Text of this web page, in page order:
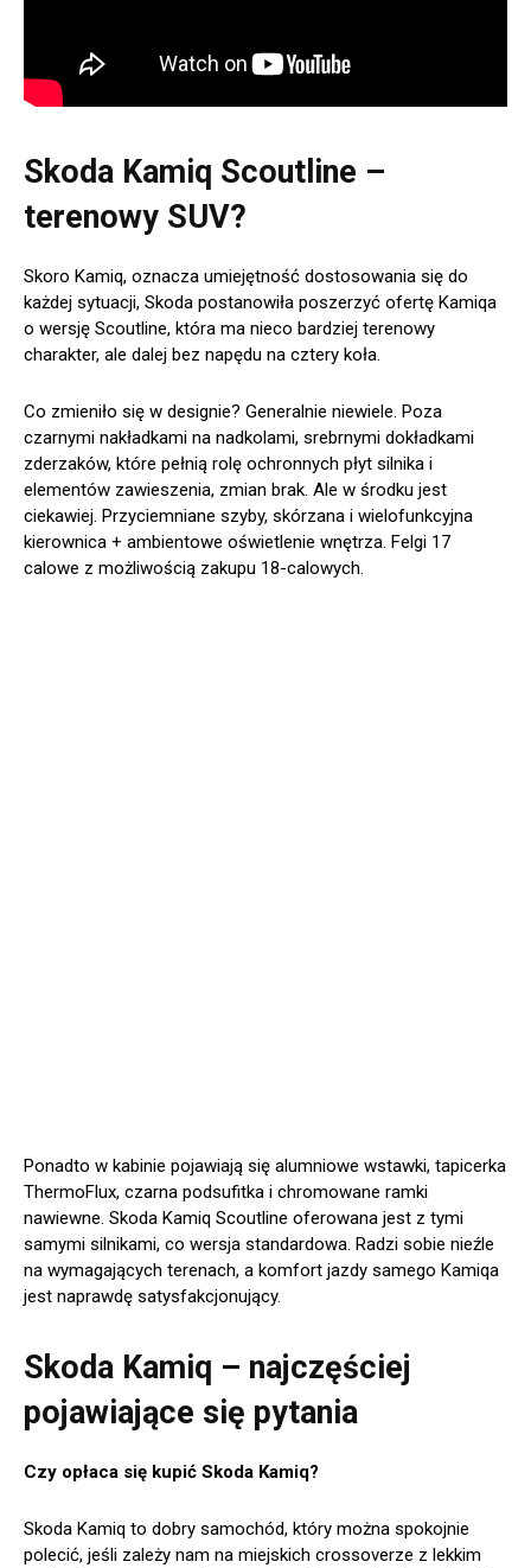
Skoda Kamiq Scoutline –
terenowy SUV?
Skoro Kamiq, oznacza umiejętność dostosowania się do
każdej sytuacji, Skoda postanowiła poszerzyć ofertę Kamiqa
o wersję Scoutline, która ma nieco bardziej terenowy
charakter, ale dalej bez napędu na cztery koła.
Co zmieniło się w designie? Generalnie niewiele. Poza
czarnymi nakładkami na nadkolami, srebrnymi dokładkami
zderzaków, które pełnią rolę ochronnych płyt silnika i
elementów zawieszenia, zmian brak. Ale w środku jest
ciekawiej. Przyciemniane szyby, skórzana i wielofunkcyjna
kierownica + ambientowe oświetlenie wnętrza. Felgi 17
calowe z możliwością zakupu 18-calowych.
Ponadto w kabinie pojawiają się alumniowe wstawki, tapicerka
ThermoFlux, czarna podsufitka i chromowane ramki
nawiewne. Skoda Kamiq Scoutline oferowana jest z tymi
samymi silnikami, co wersja standardowa. Radzi sobie nieźle
na wymagających terenach, a komfort jazdy samego Kamiqa
jest naprawdę satysfakcjonujący.
Skoda Kamiq – najczęściej
pojawiające się pytania
Czy opłaca się kupić Skoda Kamiq?
Skoda Kamiq to dobry samochód, który można spokojnie
polecić, jeśli zależy nam na miejskich crossoverze z lekkim